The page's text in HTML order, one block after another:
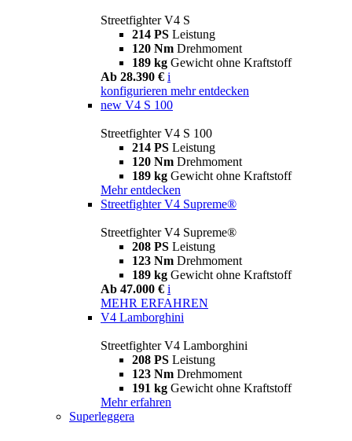
Streetfighter V4 S
214 PS Leistung
120 Nm Drehmoment
189 kg Gewicht ohne Kraftstoff
Ab 28.390 € i
konfigurieren mehr entdecken
new V4 S 100
Streetfighter V4 S 100
214 PS Leistung
120 Nm Drehmoment
189 kg Gewicht ohne Kraftstoff
Mehr entdecken
Streetfighter V4 Supreme®
Streetfighter V4 Supreme®
208 PS Leistung
123 Nm Drehmoment
189 kg Gewicht ohne Kraftstoff
Ab 47.000 € i
MEHR ERFAHREN
V4 Lamborghini
Streetfighter V4 Lamborghini
208 PS Leistung
123 Nm Drehmoment
191 kg Gewicht ohne Kraftstoff
Mehr erfahren
Superleggera